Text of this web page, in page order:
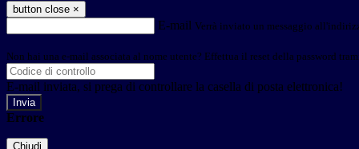
button close ×
E-mail Verrà inviato un messaggio
Non hai una e-mail associata al nome utente? Effettua il reset della password
E-mail inviata, si prega di controllare la casella di posta elettronica!
Errore
Chiudi